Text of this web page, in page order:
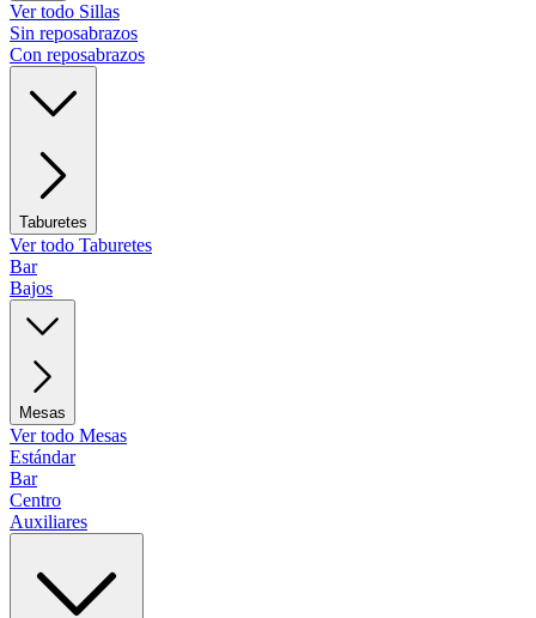
Ver todo Sillas
Sin reposabrazos
Con reposabrazos
Taburetes
Ver todo Taburetes
Bar
Bajos
Mesas
Ver todo Mesas
Estándar
Bar
Centro
Auxiliares